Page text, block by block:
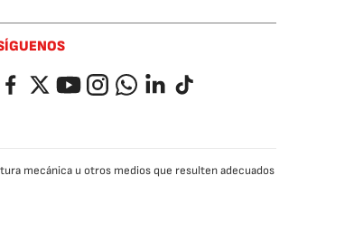
FacebookTwitterYouTubeInstagramWhatsappLinkedIn
TikTok
mecánica u otros medios que resulten adecuados